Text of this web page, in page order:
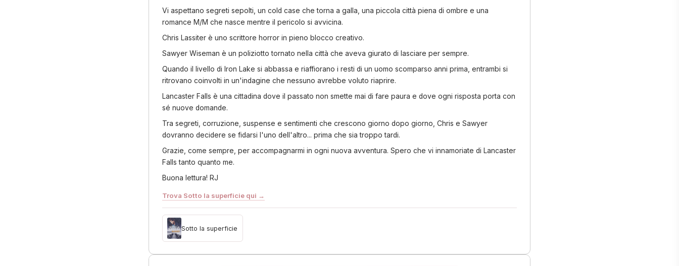
Vi aspettano segreti sepolti, un cold case che torna a galla, una piccola città piena di ombre e una
romance M/M che nasce mentre il pericolo si avvicina.
Chris Lassiter è uno scrittore horror in pieno blocco creativo.
Sawyer Wiseman è un poliziotto tornato nella città che aveva giurato di lasciare per sempre.
Quando il livello di Iron Lake si abbassa e riaffiorano i resti di un uomo scomparso anni prima, entrambi si
ritrovano coinvolti in un'indagine che nessuno avrebbe voluto riaprire.
Lancaster Falls è una cittadina dove il passato non smette mai di fare paura e dove ogni risposta porta con
sé nuove domande.
Tra segreti, corruzione, suspense e sentimenti che crescono giorno dopo giorno, Chris e Sawyer
dovranno decidere se fidarsi l'uno dell'altro... prima che sia troppo tardi.
Grazie, come sempre, per accompagnarmi in ogni nuova avventura. Spero che vi innamoriate di Lancaster
Falls tanto quanto me.
Buona lettura! RJ
Trova Sotto la superficie qui →
Sotto la superficie